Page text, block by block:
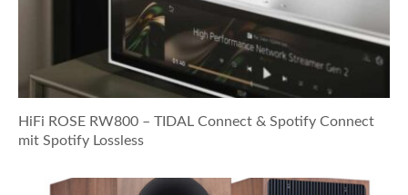
HiFi ROSE RW800 – TIDAL Connect & Spotify Connect
mit Spotify Lossless